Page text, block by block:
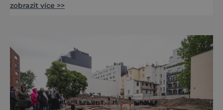
nahlédnout do útrob jedné z
na koloběžce a den zakončit poznáváním
památek ve Velkých Losinách nebo v
termálním parku. [caption
id="attachment_92379" align="
zobrazit více >>